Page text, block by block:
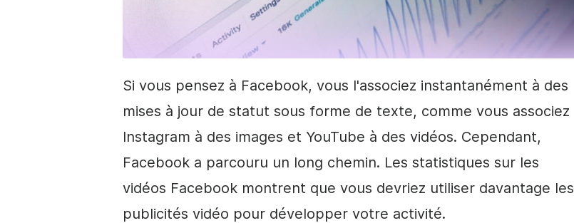
Si vous pensez à Facebook, vous l'associez instantanément à des
mises à jour de statut sous forme de texte, comme vous associez
Instagram à des images et YouTube à des vidéos. Cependant,
Facebook a parcouru un long chemin. Les statistiques sur les
vidéos Facebook montrent que vous devriez utiliser davantage les
publicités vidéo pour développer votre activité.